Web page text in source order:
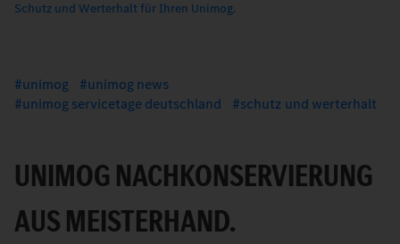
Schutz und Werterhalt für Ihren Unimog.
unimog
unimog news
unimog servicetage deutschland
schutz und werterhalt
UNIMOG NACHKONSERVIERUNG
AUS MEISTERHAND.